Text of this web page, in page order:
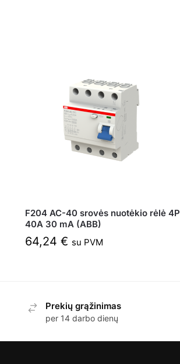
F204 AC-40 srovės nuotėkio rėlė 4P
40A 30 mA (ABB)
64,24 € su PVM
Prekių grąžinimas
per 14 darbo dienų